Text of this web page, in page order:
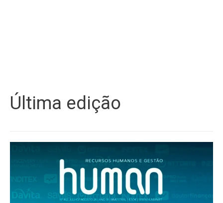
Última edição